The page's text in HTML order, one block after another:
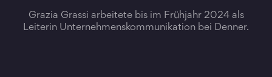
Grazia Grassi arbeitete bis im Frühjahr 2024 als
Leiterin Unternehmenskommunikation bei Denner.